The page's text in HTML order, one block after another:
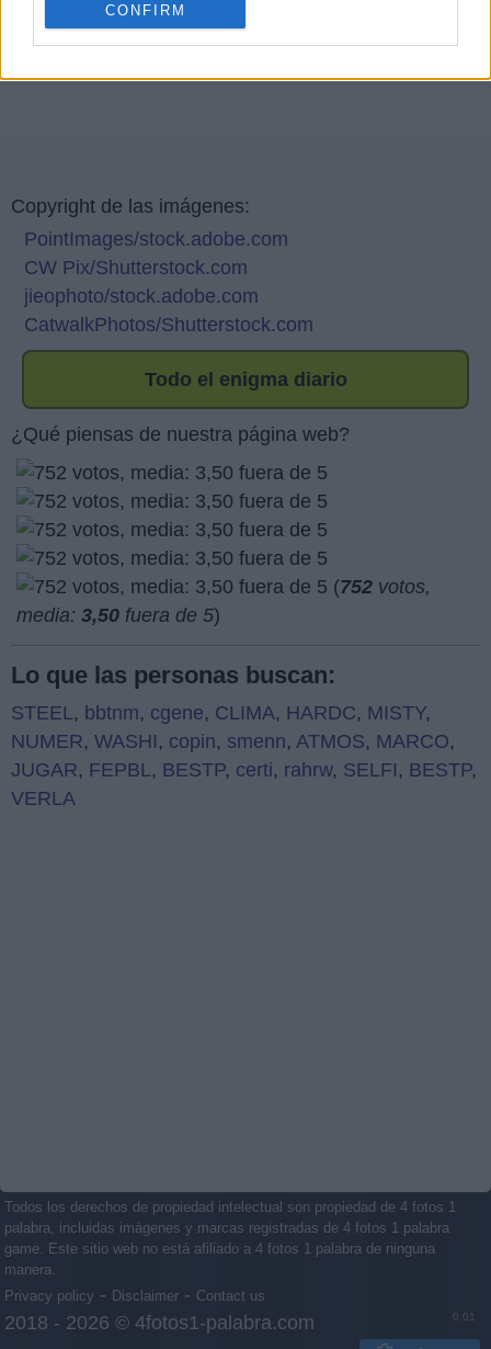
CONFIRM
Copyright de las imágenes:
PointImages/stock.adobe.com
CW Pix/Shutterstock.com
jieophoto/stock.adobe.com
CatwalkPhotos/Shutterstock.com
Todo el enigma diario
¿Qué piensas de nuestra página web?
(752 votos,
media: 3,50 fuera de 5)
Lo que las personas buscan:
STEEL, bbtnm, cgene, CLIMA, HARDC, MISTY,
NUMER, WASHI , copin, smenn, ATMOS, MARCO,
JUGAR, FEPBL, BESTP, certi, rahrw, SELFI , BESTP,
VERLA
Todos los derechos de propiedad intelectual son propiedad de 4 fotos 1
palabra, incluidas imágenes y marcas registradas de 4 fotos 1 palabra
game. Este sitio web no está afiliado a 4 fotos 1 palabra de ninguna
manera.
Privacy policy - Disclaimer - Contact us
2018 - 2026 © 4fotos1-palabra.com 0.01